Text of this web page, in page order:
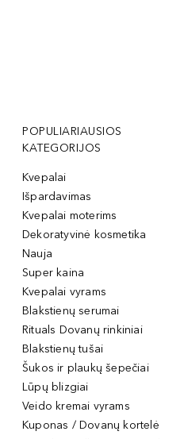
POPULIARIAUSIOS
KATEGORIJOS
Kvepalai
Išpardavimas
Kvepalai moterims
Dekoratyvinė kosmetika
Nauja
Super kaina
Kvepalai vyrams
Blakstienų serumai
Rituals Dovanų rinkiniai
Blakstienų tušai
Šukos ir plaukų šepečiai
Lūpų blizgiai
Veido kremai vyrams
Kuponas / Dovanų kortelė